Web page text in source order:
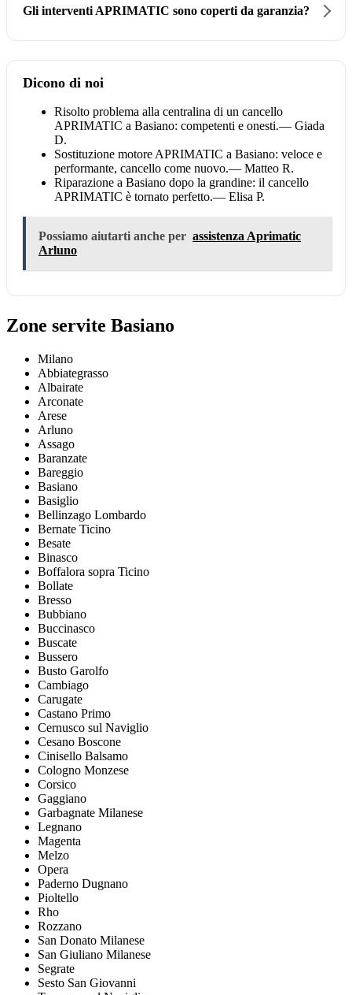
Gli interventi APRIMATIC sono coperti da garanzia?
Dicono di noi
Risolto problema alla centralina di un cancello
APRIMATIC a Basiano: competenti e onesti.— Giada
D.
Sostituzione motore APRIMATIC a Basiano: veloce e
performante, cancello come nuovo.— Matteo R.
Riparazione a Basiano dopo la grandine: il cancello
APRIMATIC è tornato perfetto.— Elisa P.
Possiamo aiutarti anche per assistenza Aprimatic
Arluno
Zone servite Basiano
Milano
Abbiategrasso
Albairate
Arconate
Arese
Arluno
Assago
Baranzate
Bareggio
Basiano
Basiglio
Bellinzago Lombardo
Bernate Ticino
Besate
Binasco
Boffalora sopra Ticino
Bollate
Bresso
Bubbiano
Buccinasco
Buscate
Bussero
Busto Garolfo
Cambiago
Carugate
Castano Primo
Cernusco sul Naviglio
Cesano Boscone
Cinisello Balsamo
Cologno Monzese
Corsico
Gaggiano
Garbagnate Milanese
Legnano
Magenta
Melzo
Opera
Paderno Dugnano
Pioltello
Rho
Rozzano
San Donato Milanese
San Giuliano Milanese
Segrate
Sesto San Giovanni